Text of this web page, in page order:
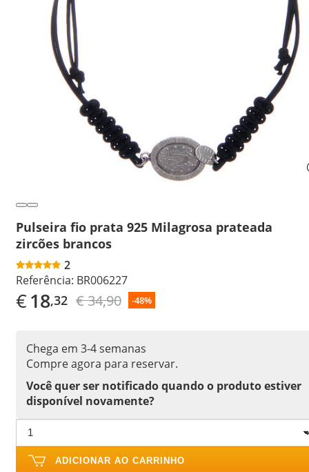
Pulseira fio prata 925 Milagrosa prateada
zircões brancos
2
Referência: BR006227
€18,32 € 34,90 -48%
Chega em 3-4 semanas
Compre agora para reservar.
Você quer ser notificado quando o produto estiver
disponível novamente?
ADICIONAR AO CARRINHO